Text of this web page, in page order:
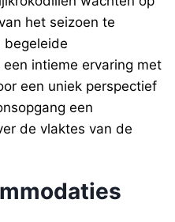
het seizoen te
begeleide
intieme ervaring met
een uniek perspectief
een
de vlaktes van de